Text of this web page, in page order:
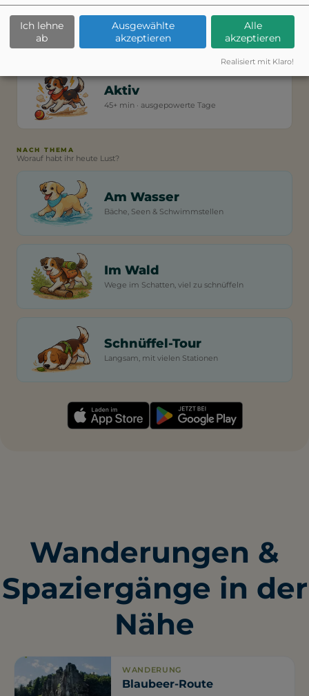
Schnell
unter 20 min · für zwischendurch
Aktiv
45+ min · ausgepowerte Tage
NACH THEMA
Worauf habt ihr heute Lust?
Am Wasser
Bäche, Seen & Schwimmstellen
Im Wald
Wege im Schatten, viel zu schnüffeln
Schnüffel-Tour
Langsam, mit vielen Stationen
Wanderungen &
Spaziergänge in der
Nähe
WANDERUNG
Blaubeer-Route
Ich lehne
ab
Ausgewählte
akzeptieren
Alle
akzeptieren
Realisiert mit Klaro!